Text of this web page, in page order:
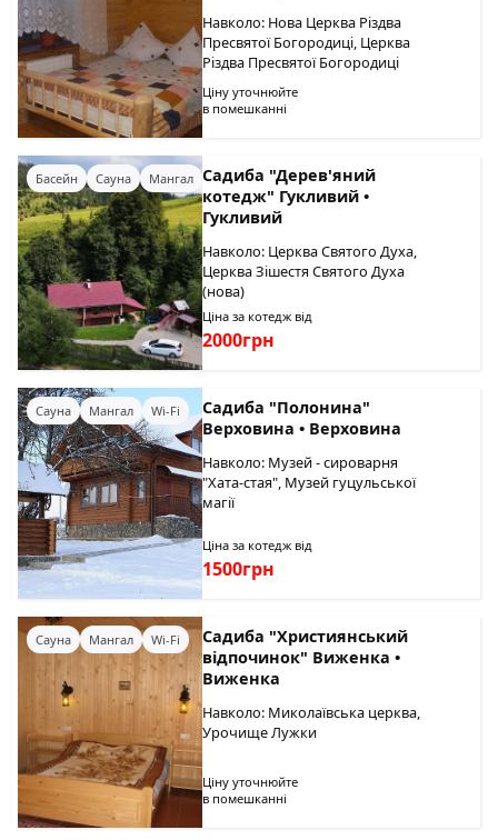
Навколо: Нова Церква Різдва
Пресвятої Богородиці, Церква
Різдва Пресвятої Богородиці
Ціну уточнюйте
в помешканні
Басейн Сауна Мангал Садиба "Дерев'яний
котедж" Гукливий •
Гукливий
Навколо: Церква Святого Духа,
Церква Зішестя Святого Духа
(нова)
Ціна за котедж від
2000грн
Сауна Мангал Wi-Fi
Садиба "Полонина"
Верховина • Верховина
Навколо: Музей - сироварня
"Хата-стая", Музей гуцульської
магії
Ціна за котедж від
1500грн
Сауна Мангал Wi-Fi
Садиба "Християнський
відпочинок" Виженка •
Виженка
Навколо: Миколаївська церква,
Урочище Лужки
Ціну уточнюйте
в помешканні